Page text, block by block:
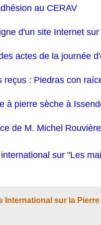
au CERAV
d'un site Internet
actes de la journée
reçus : Piedras con
à pierre sèche à
de M. Michel
sur "Les
International sur la